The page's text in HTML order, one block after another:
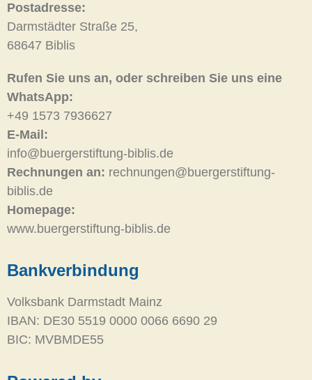
Postadresse:
Darmstädter Straße 25,
68647 Biblis
Rufen Sie uns an, oder schreiben Sie uns eine
WhatsApp:
+49 1573 7936627
E-Mail:
info@buergerstiftung-biblis.de
Rechnungen an: rechnungen@buergerstiftung-
biblis.de
Homepage:
www.buergerstiftung-biblis.de
Bankverbindung
Volksbank Darmstadt Mainz
IBAN: DE30 5519 0000 0066 6690 29
BIC: MVBMDE55